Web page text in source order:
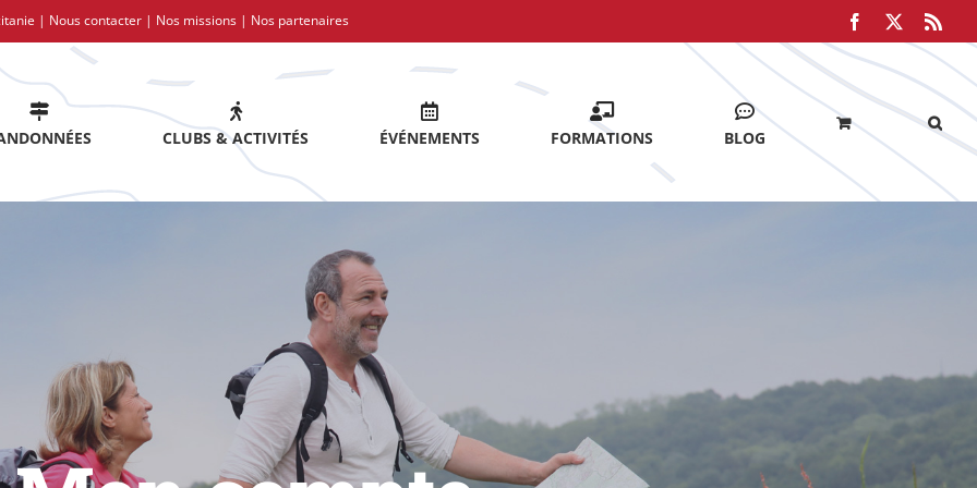
| Nous contacter | Nos missions | Nos partenaires Facebook
CLUBS & ACTIVITÉS ÉVÉNEMENTS FORMATIONS BLOG